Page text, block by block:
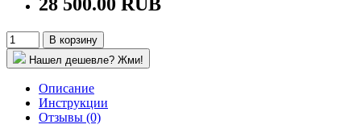
В корзину
Нашел дешевле? Жми!
Описание
Инструкции
Отзывы (0)